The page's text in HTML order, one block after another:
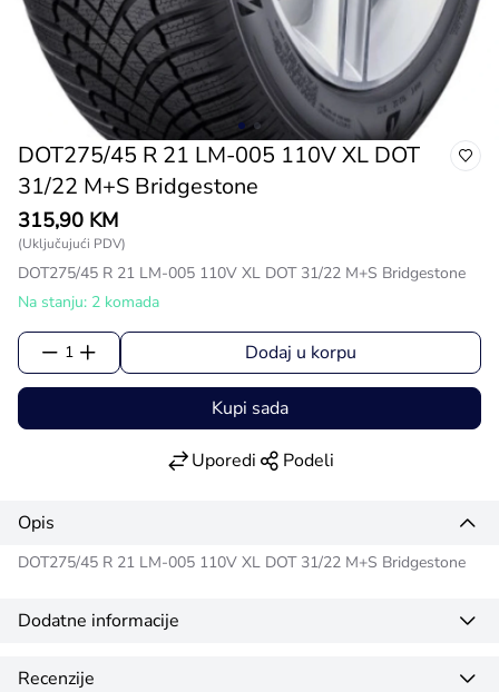
DOT275/45 R 21 LM-005 110V XL DOT
31/22 M+S Bridgestone
315,90 KM
(Uključujući PDV)
DOT275/45 R 21 LM-005 110V XL DOT 31/22 M+S Bridgestone
Na stanju: 2 komada
1 Dodaj u korpu
Kupi sada
Uporedi Podeli
Opis
DOT275/45 R 21 LM-005 110V XL DOT 31/22 M+S Bridgestone
Dodatne informacije
Recenzije